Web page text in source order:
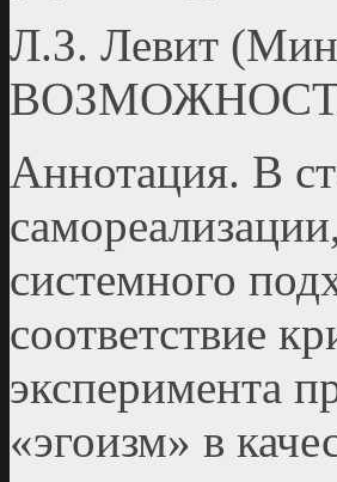
Л.З. Левит
Аннотация. В
системного
соответствие
эксперимента
«эгоизм» в